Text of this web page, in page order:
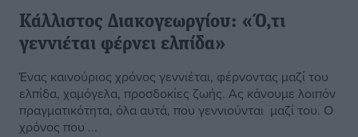
Κάλλιστος Διακογεωργίου: «Ό,τι
γεννιέται φέρνει ελπίδα»
Ένας καινούριος χρόνος γεννιέται, φέρνοντας μαζί του
ελπίδα, χαμόγελα, προσδοκίες ζωής. Ας κάνουμε λοιπόν
πραγματικότητα, όλα αυτά, που γεννιούνται μαζί του. Ο
χρόνος που ...